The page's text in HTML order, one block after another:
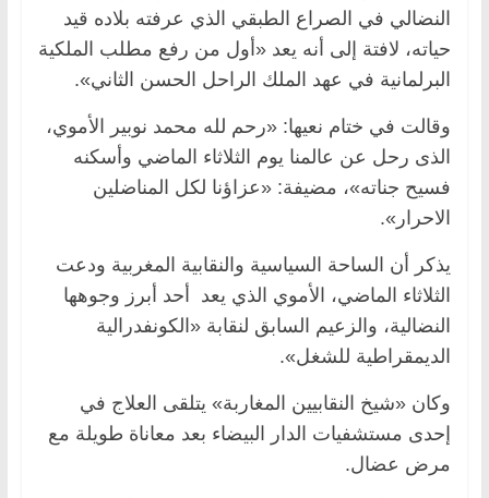
النضالي في الصراع الطبقي الذي عرفته بلاده قيد
حياته، لافتة إلى أنه يعد «أول من رفع مطلب الملكية
البرلمانية في عهد الملك الراحل الحسن الثاني».
وقالت في ختام نعيها: «رحم لله محمد نوبير الأموي،
الذى رحل عن عالمنا يوم الثلاثاء الماضي وأسكنه
فسيح جناته»، مضيفة: «عزاؤنا لكل المناضلين
الاحرار».
يذكر أن الساحة السياسية والنقابية المغربية ودعت
الثلاثاء الماضي، الأموي الذي يعد أحد أبرز وجوهها
النضالية، والزعيم السابق لنقابة «الكونفدرالية
الديمقراطية للشغل».
وكان «شيخ النقابيين المغاربة» يتلقى العلاج في
إحدى مستشفيات الدار البيضاء بعد معاناة طويلة مع
مرض عضال.